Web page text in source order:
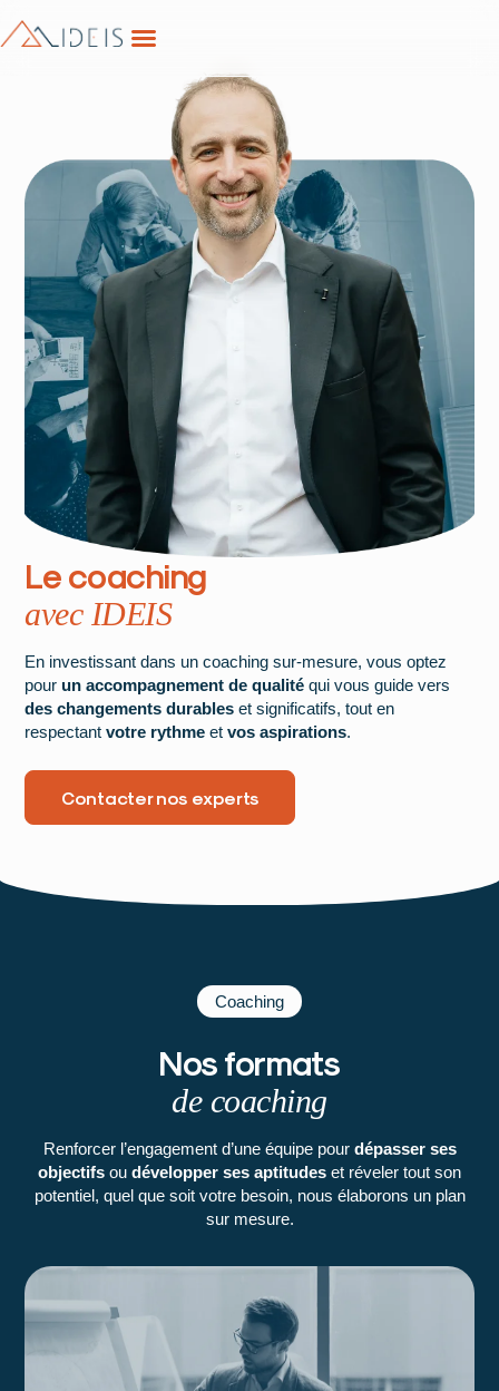
Le coaching
avec IDEIS
En investissant dans un coaching sur-mesure, vous optez
pour un accompagnement de qualité qui vous guide vers
des changements durables et significatifs, tout en
respectant votre rythme etvos aspirations.
Contacter nos experts
Coaching
Nos formats
de coaching
Renforcer l’engagement d’une équipe pour dépasser ses
objectifs ou développer ses aptitudes et réveler tout son
potentiel, quel que soit votre besoin, nous élaborons un plan
sur mesure.